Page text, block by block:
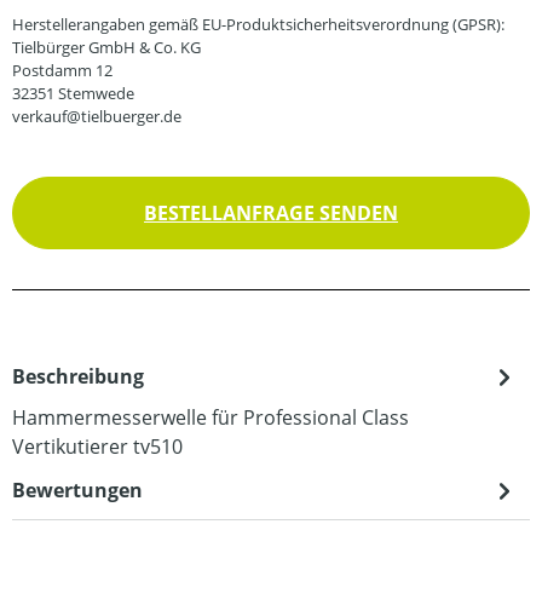
Herstellerangaben gemäß EU-Produktsicherheitsverordnung (GPSR):
Tielbürger GmbH & Co. KG
Postdamm 12
32351 Stemwede
verkauf@tielbuerger.de
BESTELLANFRAGE SENDEN
Beschreibung
Hammermesserwelle für Professional Class
Vertikutierer tv510
Bewertungen